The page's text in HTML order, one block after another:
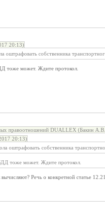
20:13)
собственника
тоже может. Ждите протокол.
правоотношений DUALLEX (Бакин
20:13)
оштрафовать собственника
тоже может. Ждите протокол.
Речь о конкретной статье